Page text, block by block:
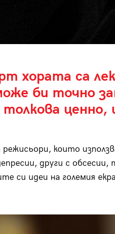
хората са
би точно
ценно,
които
други с
си идеи на големия